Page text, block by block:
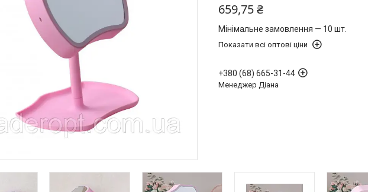
659,75 ₴
Мінімальне замовлення — 10 шт.
Показати всі оптові ціни
+380 (68) 665-31-44
Менеджер Діана